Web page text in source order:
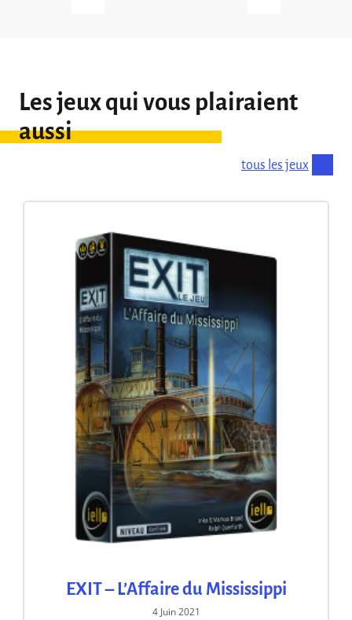
Les jeux qui vous plairaient
aussi
tous les jeux
EXIT – L’Affaire du Mississippi
4 Juin 2021